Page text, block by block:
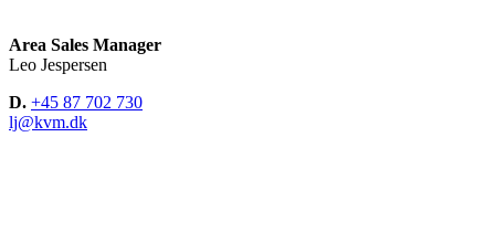
Area Sales Manager
Leo Jespersen
D. +45 87 702 730
lj@kvm.dk